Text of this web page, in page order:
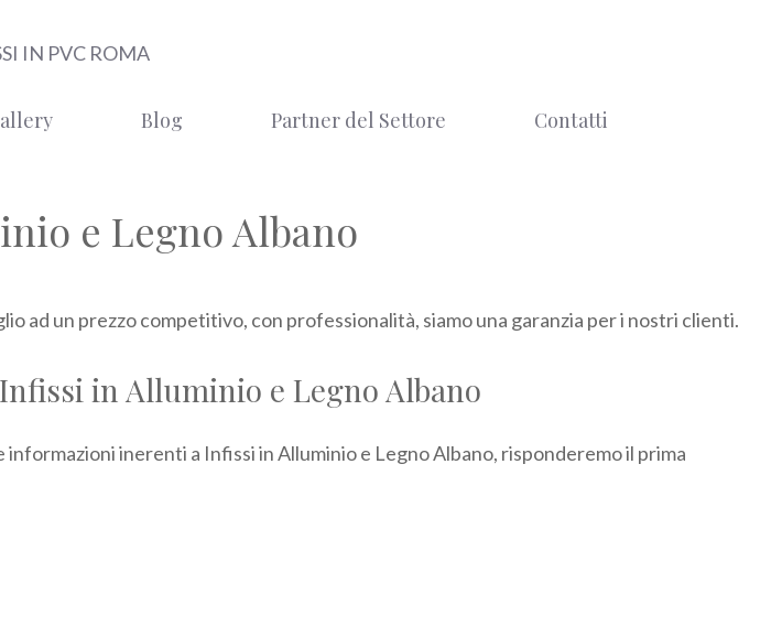
Blog Partner del Settore Contatti
e Legno Albano
ad un prezzo competitivo, con professionalità, siamo una garanzia per i nostri clienti.
in Alluminio e Legno Albano